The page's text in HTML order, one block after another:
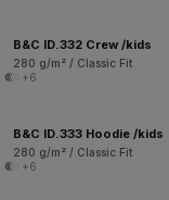
B&C ID.332 Crew /kids
280 g/m² / Classic Fit
+6
B&C ID.333 Hoodie /kids
280 g/m² / Classic Fit
+6